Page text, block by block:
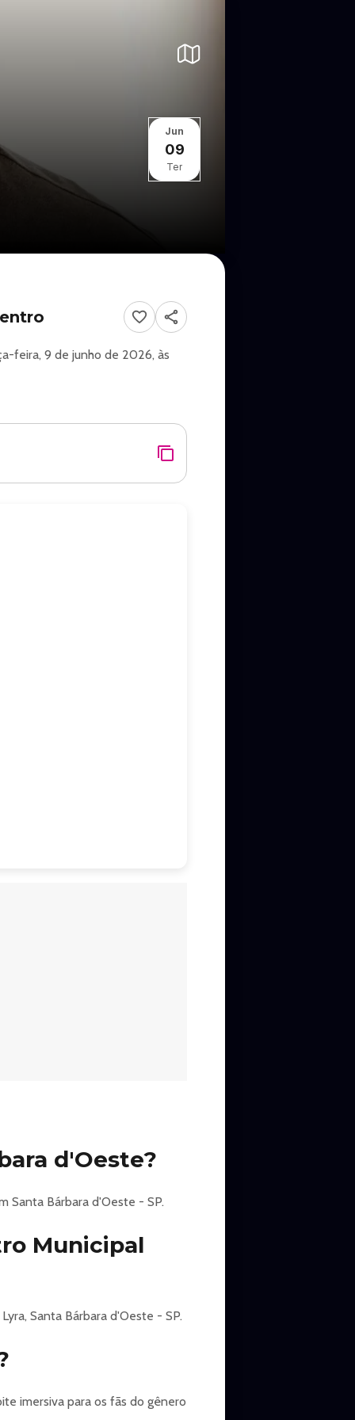
Jun
09
Ter
feira, 9 de junho de 2026, às
de Santa Bárbara d'Oeste.
a MegaBilheteria.com
NÃO REPASSE SEU "QR
com Deficiência e seu
CASO NÃO HAJA
d'Oeste?
Santa Bárbara d'Oeste - SP.
Municipal
Santa Bárbara d'Oeste - SP.
imersiva para os fãs do gênero